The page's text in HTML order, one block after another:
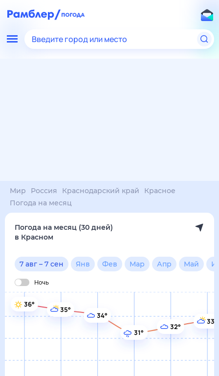
Введите город или место
Мир Россия Краснодарский край
Красное
Погода на месяц
Погода на месяц (30 дней)
в Красном
7 авг – 7 сен Янв Фев Мар Апр Май
Ночь
36°
35°
34°
31°
32°
33°